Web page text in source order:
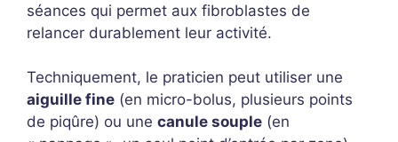
séances qui permet aux fibroblastes de
relancer durablement leur activité.
Techniquement, le praticien peut utiliser une
aiguille fine (en micro-bolus, plusieurs points
de piqûre) ou une canule souple (en